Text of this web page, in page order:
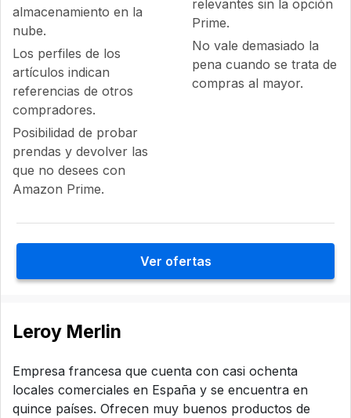
almacenamiento en la
nube.
Los perfiles de los
artículos indican
referencias de otros
compradores.
Posibilidad de probar
prendas y devolver las
que no desees con
Amazon Prime.
relevantes sin la opción
Prime.
No vale demasiado la
pena cuando se trata de
compras al mayor.
Ver ofertas
Leroy Merlin
Empresa francesa que cuenta con casi ochenta
locales comerciales en España y se encuentra en
quince países. Ofrecen muy buenos productos de